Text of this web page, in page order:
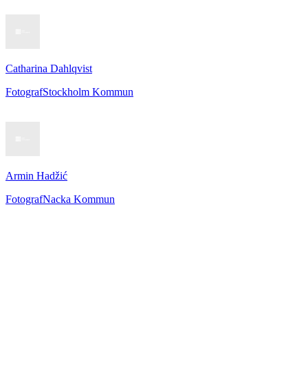
Catharina Dahlqvist
FotografStockholm Kommun
Armin Hadžić
FotografNacka Kommun